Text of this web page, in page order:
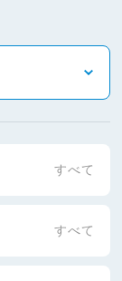
すべて
すべて